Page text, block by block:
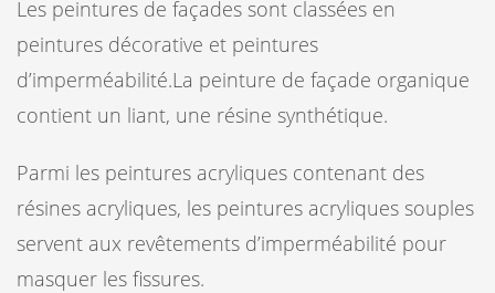
Les peintures de façades sont classées en
peintures décorative et peintures
d’imperméabilité.La peinture de façade organique
contient un liant, une résine synthétique.
Parmi les peintures acryliques contenant des
résines acryliques, les peintures acryliques souples
servent aux revêtements d’imperméabilité pour
masquer les fissures.